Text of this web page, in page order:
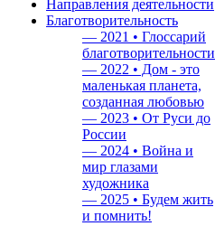
Направления деятельности
Благотворительность
— 2021 • Глоссарий
благотворительности
— 2022 • Дом - это
маленькая планета,
созданная любовью
— 2023 • От Руси до
России
— 2024 • Война и
мир глазами
художника
— 2025 • Будем жить
и помнить!